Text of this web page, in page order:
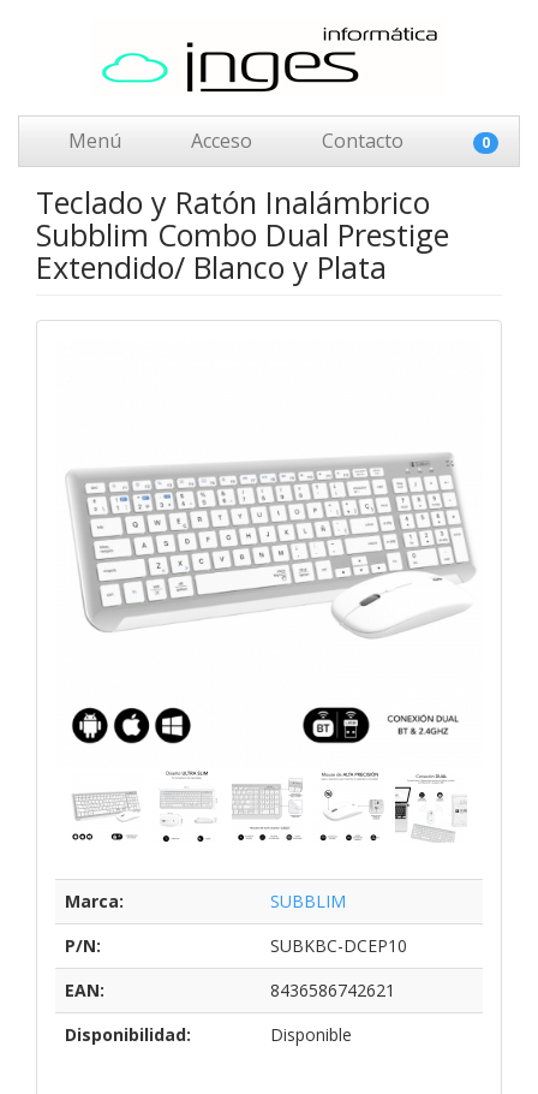
Menú Acceso Contacto 0
Teclado y Ratón Inalámbrico
Subblim Combo Dual Prestige
Extendido/ Blanco y Plata
Marca:
SUBBLIM
P/N:
SUBKBC-DCEP10
EAN:
8436586742621
Disponibilidad:
Disponible